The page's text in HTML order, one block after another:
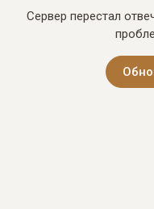
Сервер перестал